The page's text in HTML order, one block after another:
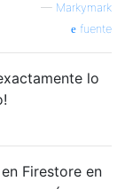
— Markymark
fuente
lo
Firestore en